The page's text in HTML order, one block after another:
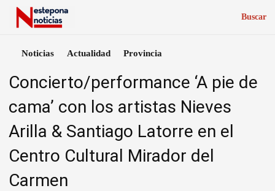
Buscar
Noticias Actualidad Provincia
Concierto/performance ‘A pie de
cama’ con los artistas Nieves
Arilla & Santiago Latorre en el
Centro Cultural Mirador del
Carmen